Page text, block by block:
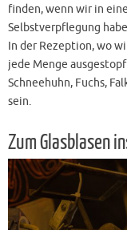
finden, wenn wir in
Selbstverpflegung
In der Rezeption, wo
jede Menge
Schneehuhn, Fuchs,
sein.
Zum Glasblasen